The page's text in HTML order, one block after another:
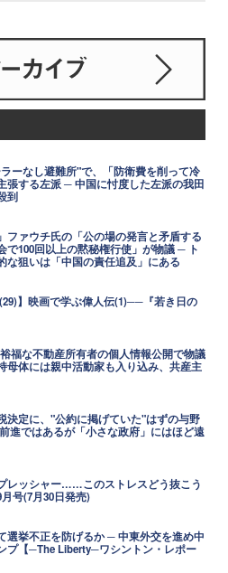
ラーなし避難所"で、「防衛費を削って冷
張する左派 ─ 中国に忖度した左派の我田
到
ファウチ氏の「公の場の発言と矛盾する
で100回以上の黙秘権行使」が物議 ─ ト
な狙いは「中国の責任追及」にある
(29)】映画で学ぶ偉人伝(1)──『若き日の
福な不動産所有者の個人情報公開で物議
母体には親中活動家も入り込み、共産主
決定に、"公約に掲げていた"はずの与野
進ではあるが「小さな政府」にはほど遠
レッシャー……このストレスどう抜こう
号(7月30日発売)
選挙不正を防げるか ─ 中東外交を進め中
プ【─The Liberty─ワシントン・レポー